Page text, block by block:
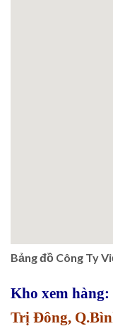
Bảng đồ Công Ty
Kho xem hàng:
Trị Đông,